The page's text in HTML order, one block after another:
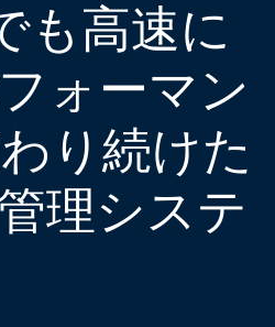
も高速に
ォーマン
り続けた
理システ